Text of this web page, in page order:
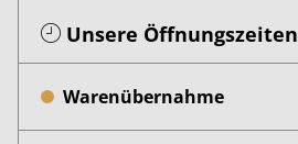
Unsere Öffnungszeiten
Warenübernahme